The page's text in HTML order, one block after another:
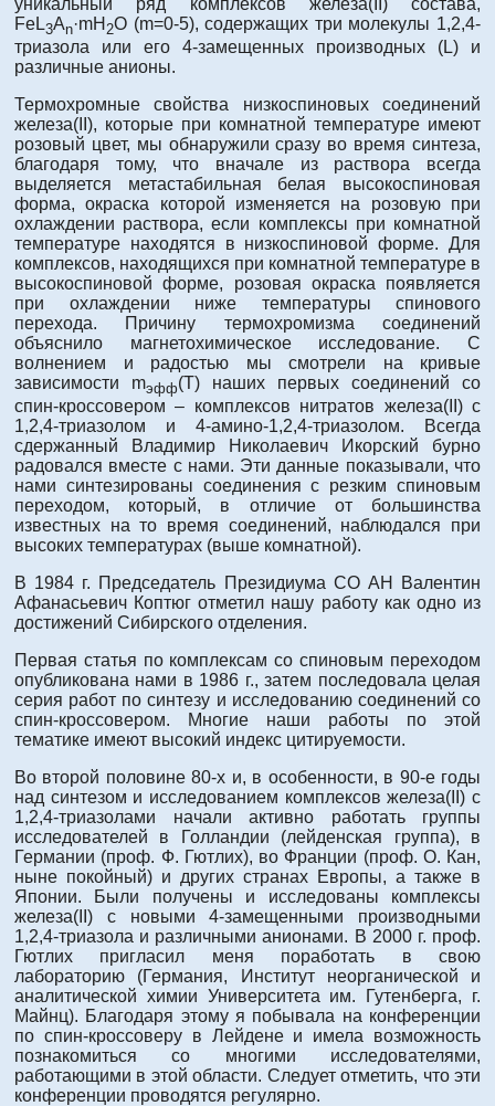
FeL3An·mH 2O (m=0-5), содержащих три молекулы 1,2,4-
триазола или его 4-замещенных производных (L) и
различные анионы.
Термохромные свойства низкоспиновых соединений
железа(II), которые при комнатной температуре имеют
розовый цвет, мы обнаружили сразу во время синтеза,
благодаря тому, что вначале из раствора всегда
выделяется метастабильная белая высокоспиновая
форма, окраска которой изменяется на розовую при
охлаждении раствора, если комплексы при комнатной
температуре находятся в низкоспиновой форме. Для
комплексов, находящихся при комнатной температуре в
высокоспиновой форме, розовая окраска появляется
при охлаждении ниже температуры спинового
перехода. Причину термохромизма соединений
объяснило магнетохимическое исследование. С
волнением и радостью мы смотрели на кривые
зависимости mэфф(Т) наших первых соединений со
спин-кроссовером – комплексов нитратов железа(II) с
1,2,4-триазолом и 4-амино-1,2,4-триазолом. Всегда
сдержанный Владимир Николаевич Икорский бурно
радовался вместе с нами. Эти данные показывали, что
нами синтезированы соединения с резким спиновым
переходом, который, в отличие от большинства
известных на то время соединений, наблюдался при
высоких температурах (выше комнатной).
В 1984 г. Председатель Президиума СО АН Валентин
Афанасьевич Коптюг отметил нашу работу как одно из
достижений Сибирского отделения.
Первая статья по комплексам со спиновым переходом
опубликована нами в 1986 г., затем последовала целая
серия работ по синтезу и исследованию соединений со
спин-кроссовером. Многие наши работы по этой
тематике имеют высокий индекс цитируемости.
Во второй половине 80-х и, в особенности, в 90-е годы
над синтезом и исследованием комплексов железа(II) с
1,2,4-триазолами начали активно работать группы
исследователей в Голландии (лейденская группа), в
Германии (проф. Ф. Гютлих), во Франции (проф. О. Кан,
ныне покойный) и других странах Европы, а также в
Японии. Были получены и исследованы комплексы
железа(II) с новыми 4-замещенными производными
1,2,4-триазола и различными анионами. В 2000 г. проф.
Гютлих пригласил меня поработать в свою
лабораторию (Германия, Институт неорганической и
аналитической химии Университета им. Гутенберга, г.
Майнц). Благодаря этому я побывала на конференции
по спин-кроссоверу в Лейдене и имела возможность
познакомиться со многими исследователями,
работающими в этой области. Следует отметить, что эти
конференции проводятся регулярно.